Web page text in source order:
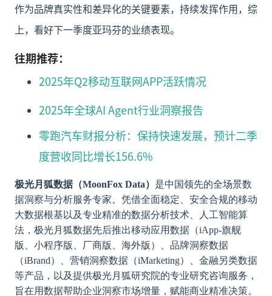
作为品牌真实性和差异化的关键要素，持续发挥作用，综
上，看好下一季度亚玛芬的业绩表现。
往期推荐：
2025年Q2移动互联网APP活跃情况
2025年全球AI Agent行业洞察报告
零跑汽车财报分析：保持快速发展，预计二季
度营收同比增长156.6%
极光月狐数据（MoonFox Data） 是中国领先的全场景数
据洞察与分析服务专家。凭借全面稳定、安全合规的移动
大数据根基以及专业精准的数据分析技术、人工智能算
法，极光月狐数据先后推出移动应用数据（iApp-旗舰
版、小程序版、厂商版、海外版）、品牌洞察数据
（iBrand）、营销洞察数据（iMarketing）、金融另类数据
等产品，以及提供极光月狐研究院的专业研究咨询服务，
旨在用数据帮助企业洞察市场增量，赋能商业精准决策。